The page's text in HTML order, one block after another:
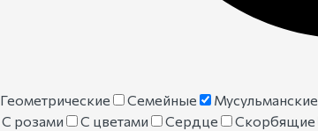
Геометрические Семейные Мусульманские
С розами С цветами Сердце Скорбящие